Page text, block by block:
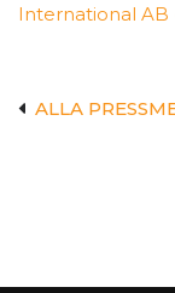
International AB
ALLA